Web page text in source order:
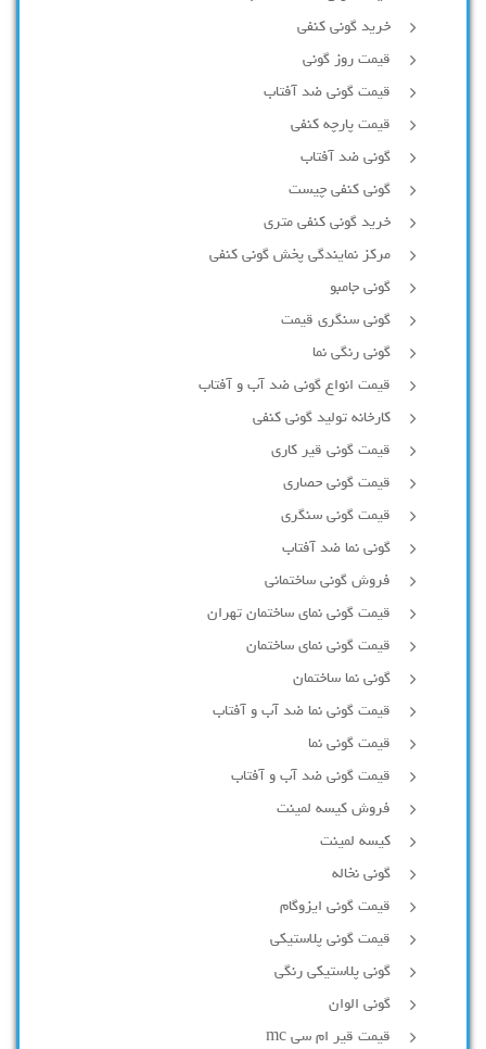
خرید گونی کنفی
قیمت روز گونی
قیمت گونی ضد آفتاب
قیمت پارچه کنفی
گونی ضد آفتاب
گونی کنفی چیست
خرید گونی کنفی متری
مرکز نمایندگی پخش گونی کنفی
گونی جامبو
گونی سنگری قیمت
گونی رنگی نما
قیمت انواع گونی ضد آب و آفتاب
کارخانه تولید گونی کنفی
قیمت گونی قیر کاری
قیمت گونی حصاری
قیمت گونی سنگری
گونی نما ضد آفتاب
فروش گونی ساختمانی
قیمت گونی نمای ساختمان تهران
قیمت گونی نمای ساختمان
گونی نما ساختمان
قیمت گونی نما ضد آب و آفتاب
قیمت گونی نما
قیمت گونی ضد آب و آفتاب
فروش کیسه لمینت
کیسه لمینت
گونی نخاله
قیمت گونی ایزوگام
قیمت گونی پلاستیکی
گونی پلاستیکی رنگی
گونی الوان
قیمت قیر ام سی mc